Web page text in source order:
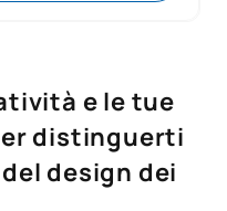
e le tue
distinguerti
design dei